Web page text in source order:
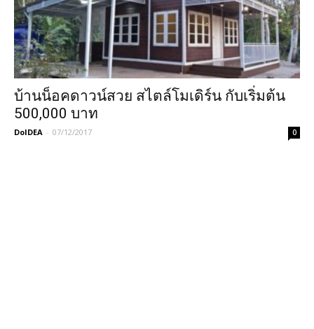
บ้านน็อคดาวน์สวย สไตล์โมเดิร์น กับเริ่มต้น
500,000 บาท
DoIDEA - 07/12/2017 0